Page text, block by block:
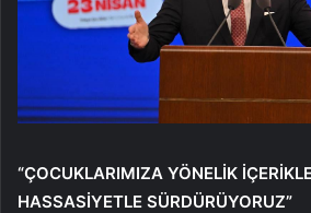
“ÇOCUKLARIMIZA YÖNELİK
HASSASİYETLE SÜRDÜRÜYORUZ”